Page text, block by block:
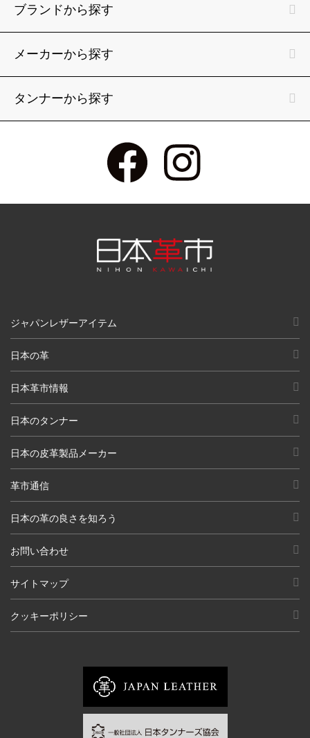
ブランドから探す
メーカーから探す
タンナーから探す
ジャパンレザーアイテム
日本の革
日本革市情報
日本のタンナー
日本の皮革製品メーカー
革市通信
日本の革の良さを知ろう
お問い合わせ
サイトマップ
クッキーポリシー